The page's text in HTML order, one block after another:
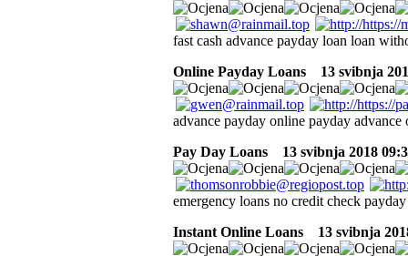
fast cash advance payday loan loan
Online Payday Loans
13 svibnja
advance payday online payday
Pay Day Loans
13 svibnja 2018
emergency loans no credit check
Instant Online Loans
13 svibnja